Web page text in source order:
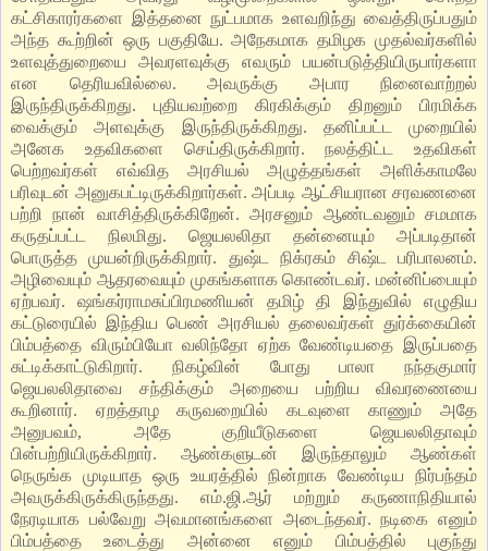
கட்சிகாரர்களை இத்தனை நுட்பமாக உளவறிந்து வைத்திருப்பதும்
அந்த கூற்றின் ஒரு பகுதியே. அநேகமாக தமிழக முதல்வர்களில்
உளவுத்துறையை அவரளவுக்கு எவரும் பயன்படுத்தியிருபார்களா
என தெரியவில்லை. அவருக்கு அபார நினைவாற்றல்
இருந்திருக்கிறது. புதியவற்றை கிரகிக்கும் திறனும் பிரமிக்க
வைக்கும் அளவுக்கு இருந்திருக்கிறது. தனிப்பட்ட முறையில்
அனேக உதவிகளை செய்திருக்கிறார். நலத்திட்ட உதவிகள்
பெற்றவர்கள் எவ்வித அரசியல் அழுத்தங்கள் அளிக்காமலே
பரிவுடன் அனுகபட்டிருக்கிறார்கள். அப்படி ஆட்சியரான சரவணனை
பற்றி நான் வாசித்திருக்கிறேன். அரசனும் ஆண்டவனும் சமமாக
கருதப்பட்ட நிலமிது. ஜெயலலிதா தன்னையும் அப்படிதான்
பொருத்த முயன்றிருக்கிறார். துஷ்ட நிக்ரகம் சிஷ்ட பரிபாலனம்.
அழிவையும் ஆதரவையும் முகங்களாக கொண்டவர். மன்னிப்பையும்
ஏற்பவர். ஷங்கர்ராமசுப்பிரமணியன் தமிழ் தி இந்துவில் எழுதிய
கட்டுரையில் இந்திய பெண் அரசியல் தலைவர்கள் துர்க்கையின்
பிம்பத்தை விரும்பியோ வலிந்தோ ஏற்க வேண்டியதை இருப்பதை
சுட்டிக்காட்டுகிறார். நிகழ்வின் போது பாலா நந்தகுமார்
ஜெயலலிதாவை சந்திக்கும் அறையை பற்றிய விவரணையை
கூறினார். ஏறத்தாழ கருவறையில் கடவுளை காணும் அதே
அனுபவம், அதே குறியீடுகளை ஜெயலலிதாவும்
பின்பற்றியிருக்கிறார். ஆண்களுடன் இருந்தாலும் ஆண்கள்
நெருங்க முடியாத ஒரு உயரத்தில் நின்றாக வேண்டிய நிர்பந்தம்
அவருக்கிருக்கிருந்தது. எம்.ஜி.ஆர் மற்றும் கருணாநிதியால்
நேரடியாக பல்வேறு அவமானங்களை அடைந்தவர். நடிகை எனும்
பிம்பத்தை உடைத்து அன்னை எனும் பிம்பத்தில் புகுந்து